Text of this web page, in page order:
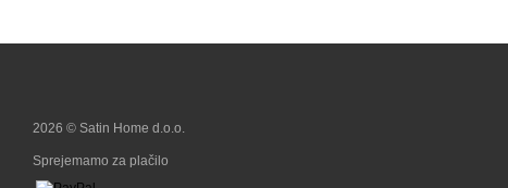
2026 © Satin Home d.o.o.
Sprejemamo za plačilo